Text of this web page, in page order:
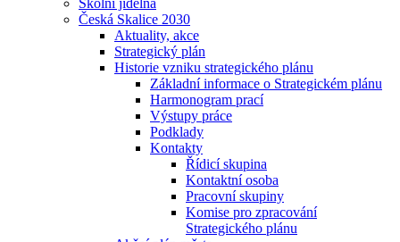
Školní jídelna
Česká Skalice 2030
Aktuality, akce
Strategický plán
Historie vzniku strategického plánu
Základní informace o Strategickém plánu
Harmonogram prací
Výstupy práce
Podklady
Kontakty
Řídicí skupina
Kontaktní osoba
Pracovní skupiny
Komise pro zpracování
Strategického plánu